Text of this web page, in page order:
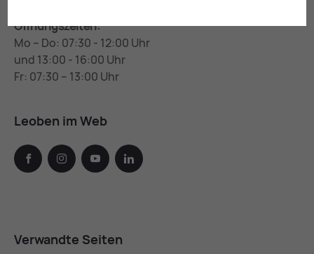
Öffnungszeiten:
Mo – Do: 07:30 - 12:00 Uhr
und 13:00 - 16:00 Uhr
Fr: 07:30 – 13:00 Uhr
Leoben im Web
facebook instagramyoutube linkedin
Verwandte Seiten